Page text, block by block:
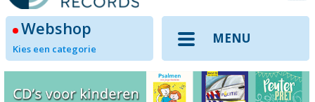
Webshop
Kies een categorie
MENU